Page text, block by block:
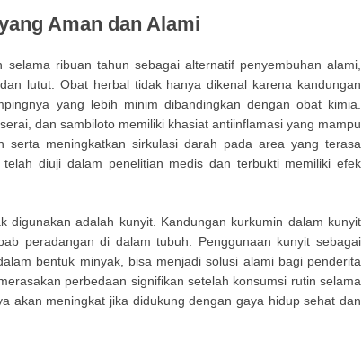
Aman dan Alami
ribuan tahun sebagai alternatif penyembuhan alami,
lutut. Obat herbal tidak hanya dikenal karena kandungan
yang lebih minim dibandingkan dengan obat kimia.
dan sambiloto memiliki khasiat antiinflamasi yang mampu
serta meningkatkan sirkulasi darah pada area yang terasa
diuji dalam penelitian medis dan terbukti memiliki efek
digunakan adalah kunyit. Kandungan kurkumin dalam kunyit
peradangan di dalam tubuh. Penggunaan kunyit sebagai
bentuk minyak, bisa menjadi solusi alami bagi penderita
perbedaan signifikan setelah konsumsi rutin selama
akan meningkat jika didukung dengan gaya hidup sehat dan